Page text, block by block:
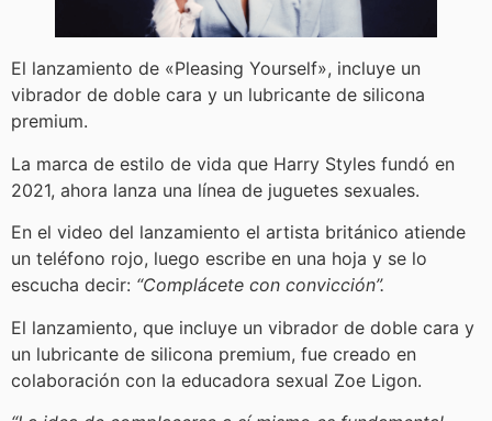
El lanzamiento de «Pleasing Yourself», incluye un
vibrador de doble cara y un lubricante de silicona
premium.
La marca de estilo de vida que Harry Styles fundó en
2021, ahora lanza una línea de juguetes sexuales.
En el video del lanzamiento el artista británico atiende
un teléfono rojo, luego escribe en una hoja y se lo
escucha decir: “Complácete con convicción”.
El lanzamiento, que incluye un vibrador de doble cara y
un lubricante de silicona premium, fue creado en
colaboración con la educadora sexual Zoe Ligon.